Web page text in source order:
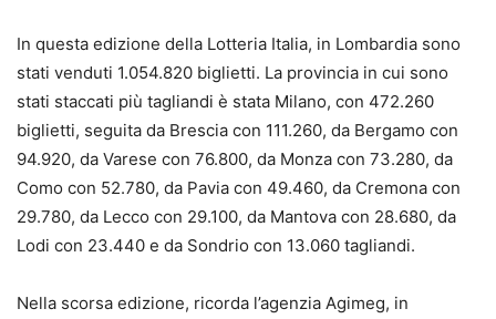
In questa edizione della Lotteria Italia, in Lombardia sono
stati venduti 1.054.820 biglietti. La provincia in cui sono
stati staccati più tagliandi è stata Milano, con 472.260
biglietti, seguita da Brescia con 111.260, da Bergamo con
94.920, da Varese con 76.800, da Monza con 73.280, da
Como con 52.780, da Pavia con 49.460, da Cremona con
29.780, da Lecco con 29.100, da Mantova con 28.680, da
Lodi con 23.440 e da Sondrio con 13.060 tagliandi.
Nella scorsa edizione, ricorda l’agenzia Agimeg, in